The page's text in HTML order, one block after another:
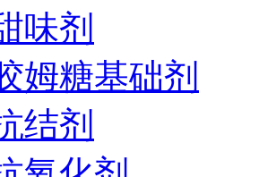
味剂
姆糖基础剂
结剂